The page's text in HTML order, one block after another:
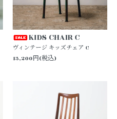
KIDS CHAIR C
ヴィンテージ キッズチェア C
13,200円(税込)